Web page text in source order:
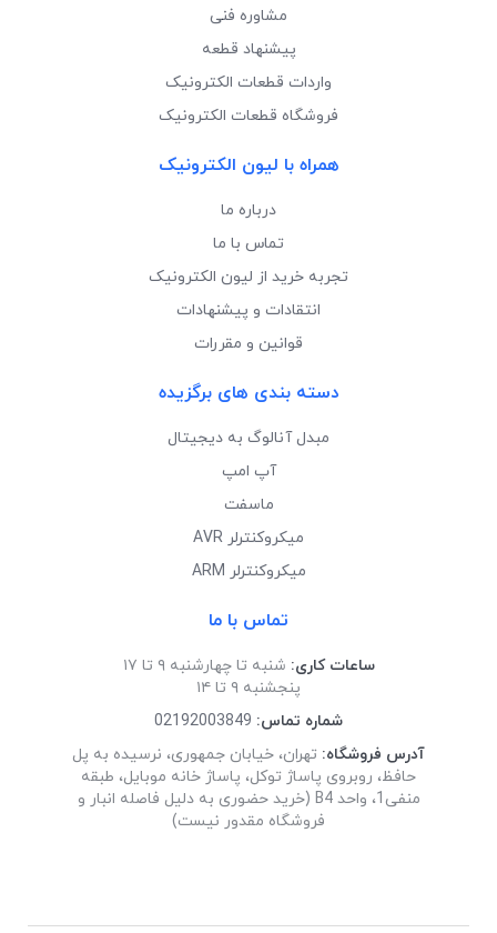
مشاوره فنی
پیشنهاد قطعه
واردات قطعات الکترونیک
فروشگاه قطعات الکترونیک
همراه با لیون الکترونیک
درباره ما
تماس با ما
تجربه خرید از لیون الکترونیک
انتقادات و پیشنهادات
قوانین و مقررات
دسته بندی های برگزیده
مبدل آنالوگ به دیجیتال
آپ امپ
ماسفت
میکروکنترلر AVR
میکروکنترلر ARM
تماس با ما
ساعات کاری: شنبه تا چهارشنبه ۹ تا ۱۷
پنجشنبه ۹ تا ۱۴
شماره تماس: 02192003849
آدرس فروشگاه: تهران، خیابان جمهوری، نرسیده به پل
حافظ، روبروی پاساژ توکل، پاساژ خانه موبایل، طبقه
منفی1، واحد B4 (خرید حضوری به دلیل فاصله انبار و
فروشگاه مقدور نیست)